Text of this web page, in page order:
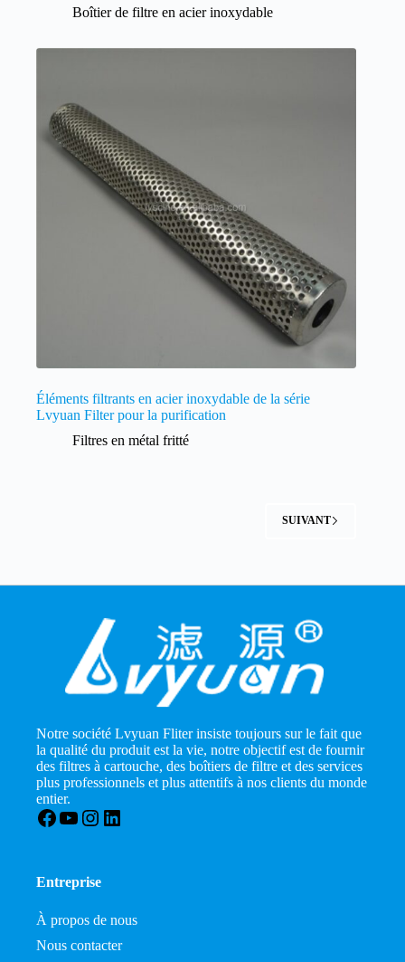
Boîtier de filtre en acier inoxydable
Éléments filtrants en acier inoxydable de la série
Lvyuan Filter pour la purification
Filtres en métal fritté
SUIVANT
Notre société Lvyuan Fliter insiste toujours sur le fait que
la qualité du produit est la vie, notre objectif est de fournir
des filtres à cartouche, des boîtiers de filtre et des services
plus professionnels et plus attentifs à nos clients du monde
entier.
Facebook
YouTube
Instagram
LinkedIn
Entreprise
À propos de nous
Nous contacter